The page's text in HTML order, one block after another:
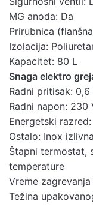
MG anoda: Da
Prirubnica
Izolacija:
Kapacitet: 80 L
Snaga elektro
Radni pritisak:
Radni napon: 230
Energetski razred:
Ostalo: Inox
Štapni termostat,
temperature
Vreme
Težina
Tehničke
karakteristike
Energetska
nalepnica